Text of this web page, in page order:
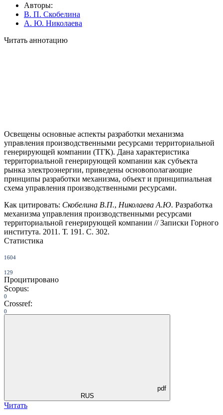
Авторы:
В. П. Скобелина
А. Ю. Николаева
Читать аннотацию
Освещены основные аспекты разработки механизма
управления производственными ресурсами территориальной
генерирующей компании (ТГК). Дана характеристика
территориальной генерирующей компании как субъекта
рынка электроэнергии, приведены основополагающие
принципы разработки механизма, объект и принципиальная
схема управления производственными ресурсами.
Как цитировать: Скобелина В.П., Николаева А.Ю. Разработка
механизма управления производственными ресурсами
территориальной генерирующей компании // Записки Горного
института. 2011. Т. 191. С. 302.
Статистика
1604
129
Процитировано
Scopus:
0
Crossref:
0
pdf
RUS
Читать